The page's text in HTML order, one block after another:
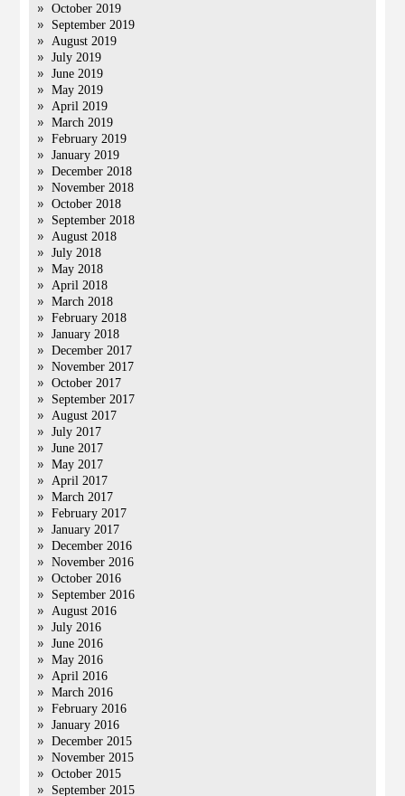
October 2019
September 2019
August 2019
July 2019
June 2019
May 2019
April 2019
March 2019
February 2019
January 2019
December 2018
November 2018
October 2018
September 2018
August 2018
July 2018
May 2018
April 2018
March 2018
February 2018
January 2018
December 2017
November 2017
October 2017
September 2017
August 2017
July 2017
June 2017
May 2017
April 2017
March 2017
February 2017
January 2017
December 2016
November 2016
October 2016
September 2016
August 2016
July 2016
June 2016
May 2016
April 2016
March 2016
February 2016
January 2016
December 2015
November 2015
October 2015
September 2015